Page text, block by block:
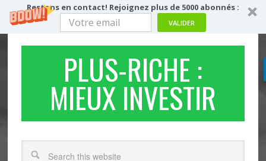
Restons en contact! Rejoignez plus de 5000 abonnés :
VALIDER
PLUS-RICHE :
MIEUX INVESTIR